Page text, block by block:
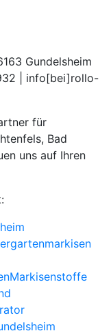
Gundelsheim
| info[bei]rollo-
für
Bad
uns auf Ihren
Markisenstoffe